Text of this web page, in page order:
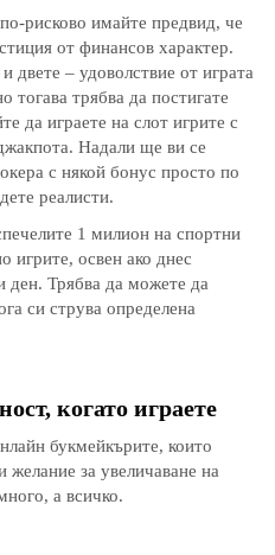
рисково имайте предвид, че
от финансов характер.
– удоволствие от играта
тогава трябва да постигате
да играете на слот игрите с
Надали ще ви се
с някой бонус просто по
реалисти.
1 милион на спортни
игрите, освен ако днес
ден. Трябва да можете да
си струва определена
когато играете
букмейкърите, които
за увеличаване на
а всичко.